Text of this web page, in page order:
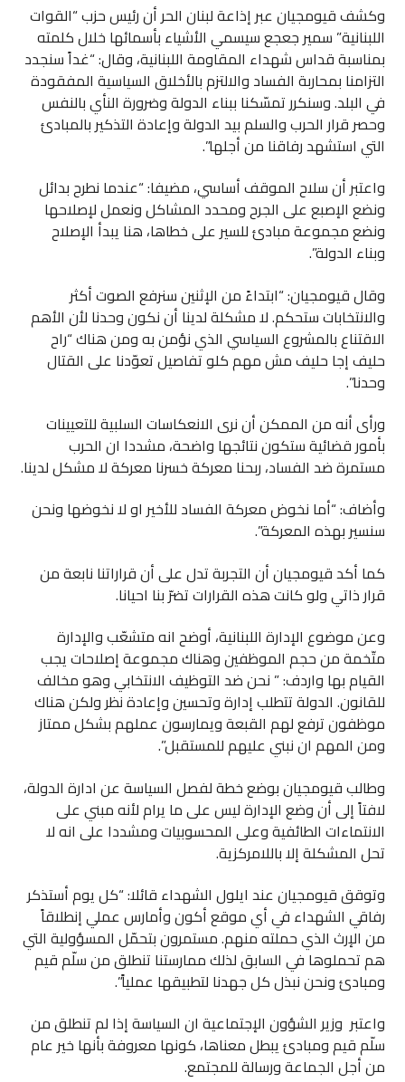
وكشف قيومجيان عبر إذاعة لبنان الحر أن رئيس حزب “القوات
اللبنانية” سمير جعجع سيسمي الأشياء بأسمائها خلال كلمته
بمناسبة قداس شهداء المقاومة اللبنانية، وقال: “غداً سنجدد
التزامنا بمحاربة الفساد والالتزم بالأخلاق السياسية المفقودة
في البلد. وسنكرر تمسّكنا ببناء الدولة وضرورة النأي بالنفس
وحصر قرار الحرب والسلم بيد الدولة وإعادة التذكير بالمبادئ
التي استشهد رفاقنا من أجلها”.
واعتبر أن سلاح الموقف أساسي، مضيفا: “عندما نطرح بدائل
ونضع الإصبع على الجرح ومحدد المشاكل ونعمل لإصلاحها
ونضع مجموعة مبادئ للسير على خطاها، هنا يبدأ الإصلاح
وبناء الدولة”.
وقال قيومجيان: “ابتداءً من الإثنين سنرفع الصوت أكثر
والانتخابات ستحكم. لا مشكلة لدينا أن نكون وحدنا لأن الأهم
الاقتناع بالمشروع السياسي الذي نؤمن به ومن هناك “راح
حليف إجا حليف مش مهم كلو تفاصيل تعوّدنا على القتال
وحدنا”.
ورأى أنه من الممكن أن نرى الانعكاسات السلبية للتعيينات
بأمور قضائية ستكون نتائجها واضحة، مشددا ان الحرب
مستمرة ضد الفساد، ربحنا معركة خسرنا معركة لا مشكل لدينا.
وأضاف: “أما نخوض معركة الفساد للأخير او لا نخوضها ونحن
سنسير بهذه المعركة”.
كما أكد قيومجيان أن التجربة تدل على أن قراراتنا نابعة من
قرار ذاتي ولو كانت هذه القرارات تضرّ بنا احيانا.
وعن موضوع الإدارة اللبنانية، أوضح انه متشعّب والإدارة
متّخمة من حجم الموظفين وهناك مجموعة إصلاحات يجب
القيام بها واردف: ” نحن ضد التوظيف الانتخابي وهو مخالف
للقانون. الدولة تتطلب إدارة وتحسين وإعادة نظر ولكن هناك
موظفون ترفع لهم القبعة ويمارسون عملهم بشكل ممتاز
ومن المهم ان نبني عليهم للمستقبل”.
وطالب قيومجيان بوضع خطة لفصل السياسة عن ادارة الدولة،
لافتاً إلى أن وضع الإدارة ليس على ما يرام لأنه مبني على
الانتماءات الطائفية وعلى المحسوبيات ومشددا على انه لا
تحل المشكلة إلا باللامركزية.
وتوقق قيومجيان عند ايلول الشهداء قائلا: “كل يوم أستذكر
رفاقي الشهداء في أي موقع أكون وأمارس عملي إنطلاقاً
من الإرث الذي حملته منهم. مستمرون بتحمّل المسؤولية التي
هم تحملوها في السابق لذلك ممارستنا تنطلق من سلّم قيم
ومبادئ ونحن نبذل كل جهدنا لتطبيقها عملياً”.
واعتبر وزير الشؤون الإجتماعية ان السياسة إذا لم تنطلق من
سلّم قيم ومبادئ يبطل معناها، كونها معروفة بأنها خير عام
من أجل الجماعة ورسالة للمجتمع.